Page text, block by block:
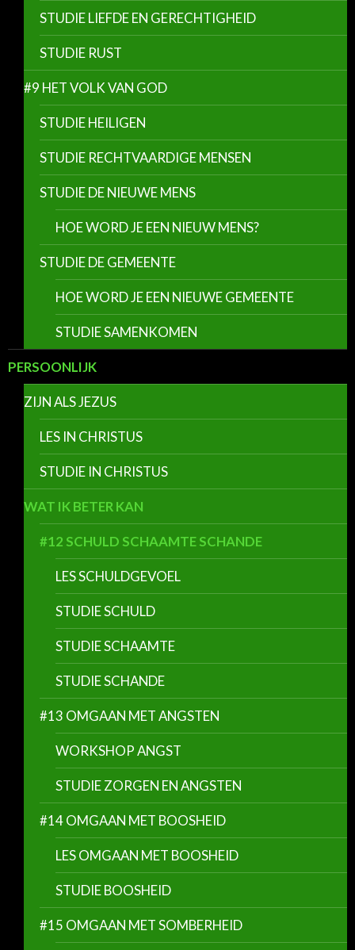
STUDIE LIEFDE EN GERECHTIGHEID
STUDIE RUST
#9 HET VOLK VAN GOD
STUDIE HEILIGEN
STUDIE RECHTVAARDIGE MENSEN
STUDIE DE NIEUWE MENS
HOE WORD JE EEN NIEUW MENS?
STUDIE DE GEMEENTE
HOE WORD JE EEN NIEUWE GEMEENTE
STUDIE SAMENKOMEN
PERSOONLIJK
ZIJN ALS JEZUS
LES IN CHRISTUS
STUDIE IN CHRISTUS
WAT IK BETER KAN
#12 SCHULD SCHAAMTE SCHANDE
LES SCHULDGEVOEL
STUDIE SCHULD
STUDIE SCHAAMTE
STUDIE SCHANDE
#13 OMGAAN MET ANGSTEN
WORKSHOP ANGST
STUDIE ZORGEN EN ANGSTEN
#14 OMGAAN MET BOOSHEID
LES OMGAAN MET BOOSHEID
STUDIE BOOSHEID
#15 OMGAAN MET SOMBERHEID